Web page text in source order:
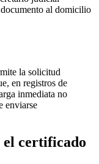
al domicilio
la solicitud
en registros de
inmediata no
enviarse
el certificado